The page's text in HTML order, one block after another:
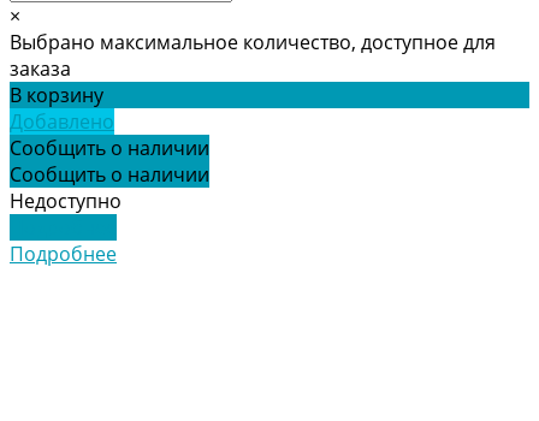
×
Выбрано максимальное количество, доступное для
заказа
В корзину
Добавлено
Сообщить о наличии
Сообщить о наличии
Недоступно
Подробнее